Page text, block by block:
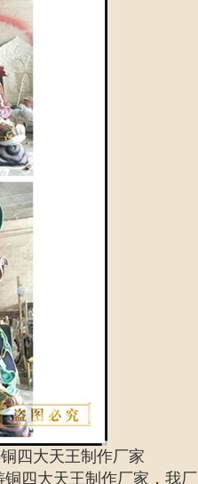
四大天王制作厂家
四大天王制作厂家， 我厂